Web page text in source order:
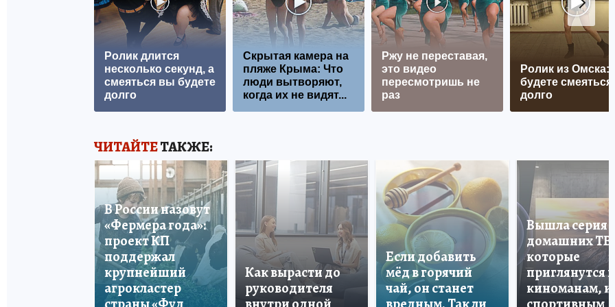
Ролик длится
несколько секунд, а
смеяться вы будете
долго
Скрытая камера на
пляже Крыма: Что
люди вытворяют,
когда их не видят...
Ржу не переставая,
это видео
пересмотришь не
раз
Ролик из Омска:
будете смеяться
долго
ЧИТАЙТЕТАКЖЕ:
В России назовут
«Фермера года»:
проект КП
поддержал
крупнейший
агрокластер
Как вырасти до
руководителя
Если добавить
мёд в горячий
чай, он станет
Вышла серия
домашних ТВ,
которые
приглянутся и
киноманам, и